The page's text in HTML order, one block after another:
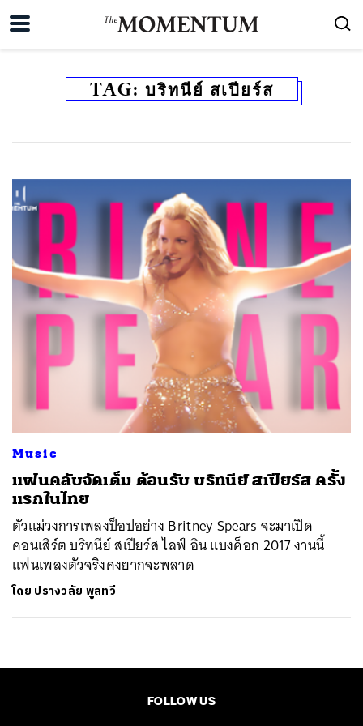
TAG: บริทนีย์ สเปียร์ส
Music
แฟนคลับจัดเต็ม ต้อนรับ บริทนีย์ สเปียร์ส ครั้ง
แรกในไทย
ตัวแม่วงการเพลงป็อปอย่าง Britney Spears จะมาเปิด
คอนเสิร์ต บริทนีย์ สเปียร์ส ไลฟ์ อิน แบงค็อก 2017 งานนี้
แฟนเพลงตัวจริงคงยากจะพลาด
โดย ปรางวลัย พูลทวี
FOLLOW US
SHARE TWEET LINE EMAIL